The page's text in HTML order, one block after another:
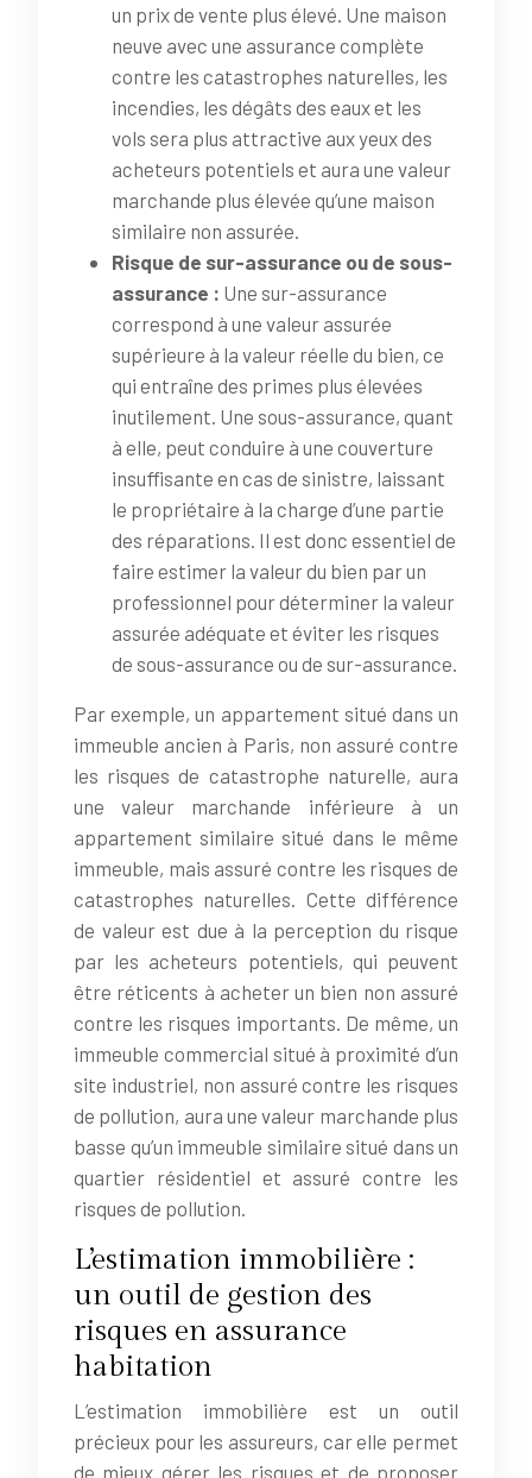
un prix de vente plus élevé. Une maison
neuve avec une assurance complète
contre les catastrophes naturelles, les
incendies, les dégâts des eaux et les
vols sera plus attractive aux yeux des
acheteurs potentiels et aura une valeur
marchande plus élevée qu’une maison
similaire non assurée.
Risque de sur-assurance ou de sous-
assurance : Une sur-assurance
correspond à une valeur assurée
supérieure à la valeur réelle du bien, ce
qui entraîne des primes plus élevées
inutilement. Une sous-assurance, quant
à elle, peut conduire à une couverture
insuffisante en cas de sinistre, laissant
le propriétaire à la charge d’une partie
des réparations. Il est donc essentiel de
faire estimer la valeur du bien par un
professionnel pour déterminer la valeur
assurée adéquate et éviter les risques
de sous-assurance ou de sur-assurance.
Par exemple, un appartement situé dans un
immeuble ancien à Paris, non assuré contre
les risques de catastrophe naturelle, aura
une valeur marchande inférieure à un
appartement similaire situé dans le même
immeuble, mais assuré contre les risques de
catastrophes naturelles. Cette différence
de valeur est due à la perception du risque
par les acheteurs potentiels, qui peuvent
être réticents à acheter un bien non assuré
contre les risques importants. De même, un
immeuble commercial situé à proximité d’un
site industriel, non assuré contre les risques
de pollution, aura une valeur marchande plus
basse qu’un immeuble similaire situé dans un
quartier résidentiel et assuré contre les
risques de pollution.
L’estimation immobilière :
un outil de gestion des
risques en assurance
habitation
L’estimation immobilière est un outil
précieux pour les assureurs, car elle permet
de mieux gérer les risques et de proposer